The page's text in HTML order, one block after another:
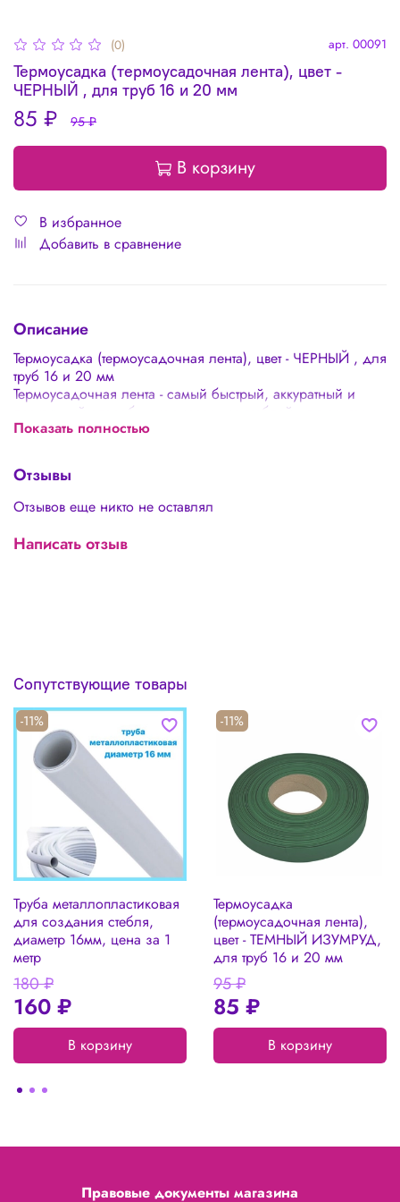
(0) арт. 00091
Термоусадка (термоусадочная лента), цвет -
ЧЕРНЫЙ , для труб 16 и 20 мм
85 ₽ 95 ₽
В корзину
В избранное
Добавить в сравнение
Описание
Термоусадка (термоусадочная лента), цвет - ЧЕРНЫЙ , для
труб 16 и 20 мм
Термоусадочная лента - самый быстрый, аккуратный и
практичный способ декорирования стеблей для ростовых
цветов
необходимый диаметр трубы!
При необходимости возможно окрашивание!
Цена указана за 1 метр!
Показать полностью
Отзывы
Отзывов еще никто не оставлял
Написать отзыв
Сопутствующие товары
-11%
Труба металлопластиковая
для создания стебля,
диаметр 16мм, цена за 1
метр
180 ₽
160 ₽
В корзину
-11%
Термоусадка
(термоусадочная лента),
цвет - ТЕМНЫЙ ИЗУМРУД,
для труб 16 и 20 мм
95 ₽
85 ₽
В корзину
Правовые документы магазина